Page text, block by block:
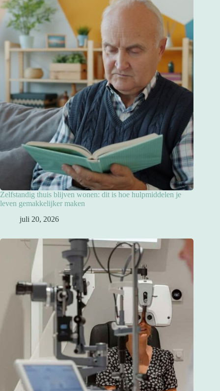
Zelfstandig thuis blijven wonen: dit is hoe hulpmiddelen je
leven gemakkelijker maken
juli 20, 2026